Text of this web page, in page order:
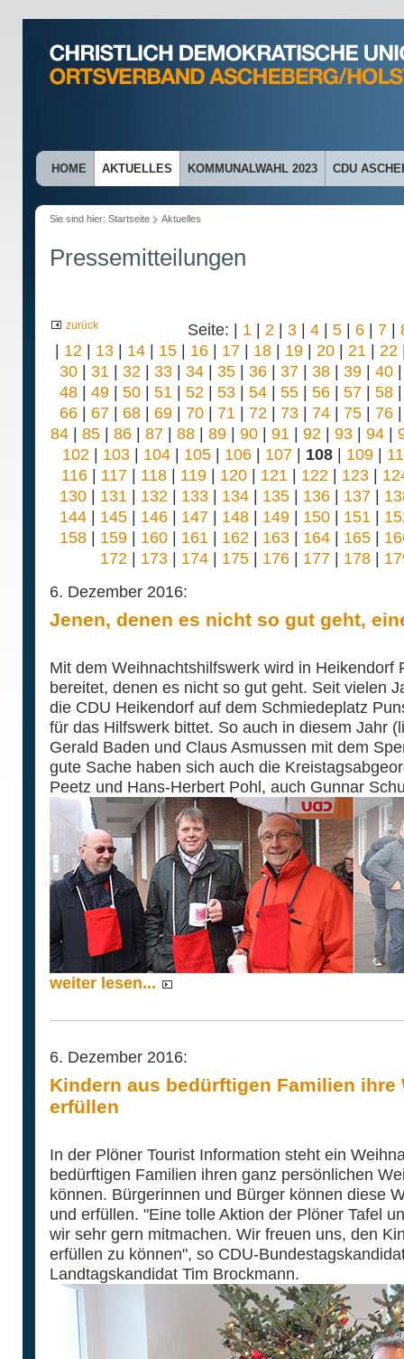
HOME AKTUELLES KOMMUNALWAHL 2023 CDU
Sie sind hier: Startseite Aktuelles
Pressemitteilungen
zurück Seite: | 1 | 2 | 3 | 4 | 5 | 6 | 7 |
| 12 | 13| 14| 15| 16| 17| 18| 19| 20| 21 | 22
30| 31 | 32 | 33| 34| 35| 36| 37| 38| 39| 40
48| 49| 50| 51 | 52 | 53| 54| 55| 56| 57| 58
66| 67| 68| 69| 70| 71 | 72 | 73| 74| 75| 76
84| 85| 86| 87| 88| 89| 90| 91 | 92 | 93| 94|
102 | 103 | 104 | 105 | 106 | 107 | 108 | 109 |
116| 117| 118| 119| 120| 121 | 122 | 123|
130| 131 | 132 | 133| 134| 135| 136| 137|
144| 145| 146| 147| 148| 149| 150| 151 |
158| 159| 160| 161 | 162 | 163| 164| 165|
172 | 173| 174| 175| 176| 177| 178|
6. Dezember 2016:
Jenen, denen es nicht so gut geht,
Mit dem Weihnachtshilfswerk wird in Heikendorf
bereitet, denen es nicht so gut geht. Seit vielen
die CDU Heikendorf auf dem Schmiedeplatz
für das Hilfswerk bittet. So auch in diesem Jahr
Gerald Baden und Claus Asmussen mit dem
gute Sache haben sich auch die
Peetz und Hans-Herbert Pohl, auch Gunnar
weiter lesen...
6. Dezember 2016:
Kindern aus bedürftigen Familien ihre
erfüllen
In der Plöner Tourist Information steht ein
bedürftigen Familien ihren ganz persönlichen
können. Bürgerinnen und Bürger können diese
und erfüllen. "Eine tolle Aktion der Plöner Tafel
wir sehr gern mitmachen. Wir freuen uns, den
erfüllen zu können", so CDU-
Landtagskandidat Tim Brockmann.